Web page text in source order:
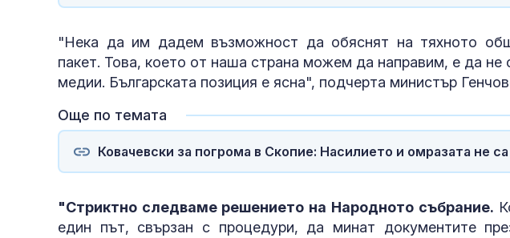
"Нека да им дадем възможност да обяснят на тяхното
пакет. Това, което от наша страна можем да направим, е да не
медии. Българската позиция е ясна", подчерта министър
Още по темата
Ковачевски за погрома в Скопие: Насилието и омразата не
"Стриктно следваме решението на Народното събрание.
един път, свързан с процедури, да минат документите